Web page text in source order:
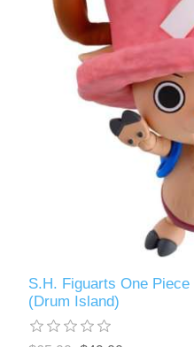
S.H. Figuarts One Piece
(Drum Island)